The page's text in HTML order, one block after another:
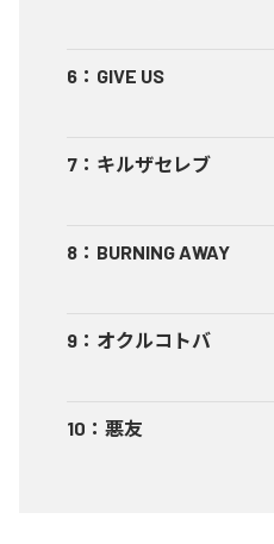
6 ： GIVE US
7 ： キルザセレブ
8 ： BURNING AWAY
9 ： オクルコトバ
10 ： 悪友